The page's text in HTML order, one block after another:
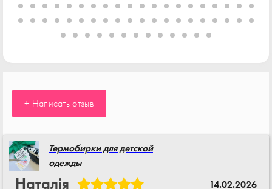
+ Написать отзыв
Термобирки для детской
одежды
Наталія 14.02.2026